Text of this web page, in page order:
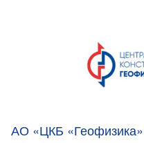
АО «ЦКБ «Геофизика»